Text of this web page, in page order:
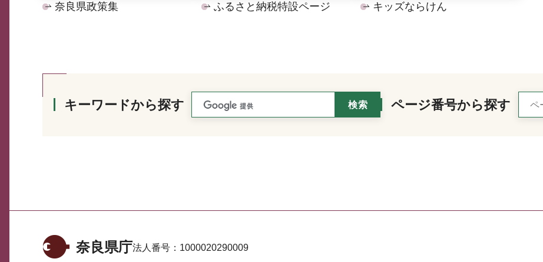
奈良県政策集 ふるさと納税特設ページ キッズならけん
キーワードから探す ページ番号から探す
奈良県庁法人番号： 1000020290009